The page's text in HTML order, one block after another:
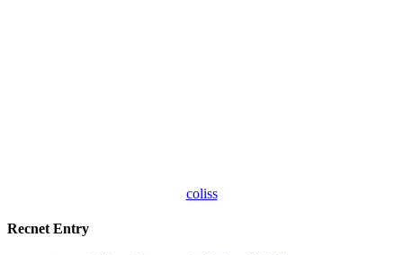
coliss
Recnet Entry